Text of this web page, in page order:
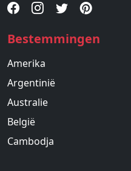
Bestemmingen
Amerika
Argentinië
Australie
België
Cambodja